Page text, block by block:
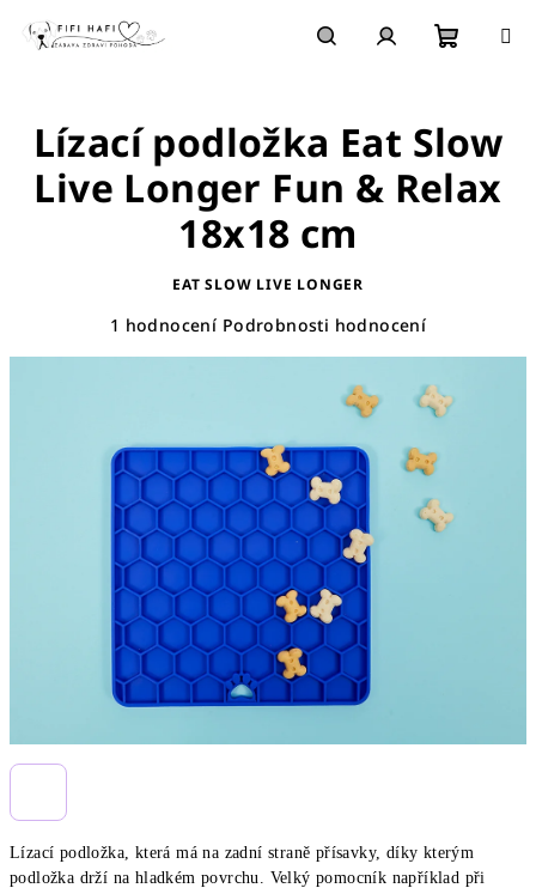
obsah
košík
Lízací podložka, která má na zadní straně přísavky, díky kterým
podložka drží na hladkém povrchu. Velký pomocník například při
Lízací podložka Eat Slow
Live Longer Fun & Relax
18x18 cm
EAT SLOW LIVE LONGER
Průměrné
5
1 hodnocení Podrobnosti hodnocení